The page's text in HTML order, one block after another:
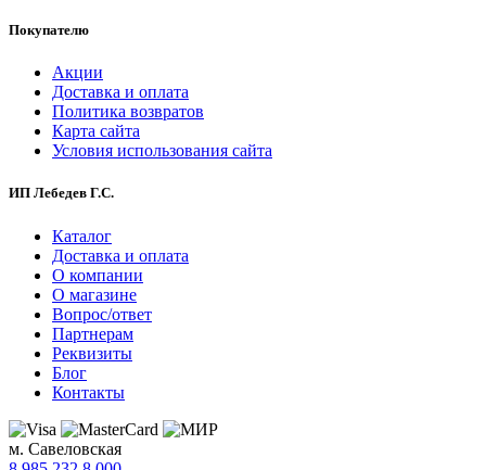
Покупателю
Акции
Доставка и оплата
Политика возвратов
Карта сайта
Условия использования сайта
ИП Лебедев Г.С.
Каталог
Доставка и оплата
О компании
О магазине
Вопрос/ответ
Партнерам
Реквизиты
Блог
Контакты
м. Савеловская